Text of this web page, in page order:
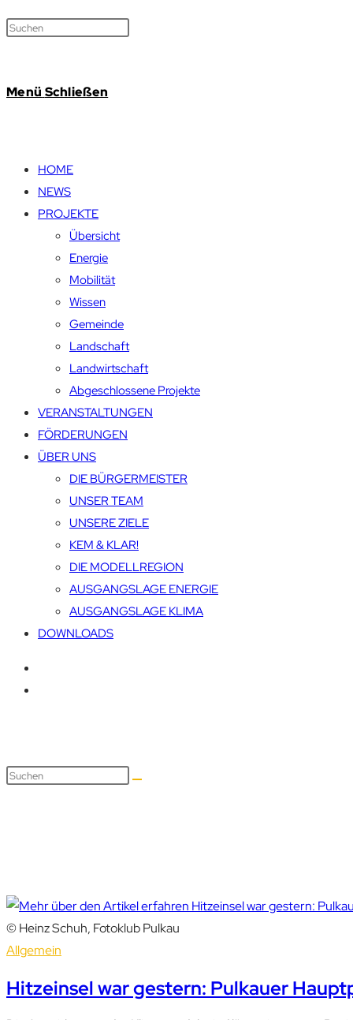
Menü Schließen
HOME
NEWS
PROJEKTE
Übersicht
Energie
Mobilität
Wissen
Gemeinde
Landschaft
Landwirtschaft
Abgeschlossene Projekte
VERANSTALTUNGEN
FÖRDERUNGEN
ÜBER UNS
DIE BÜRGERMEISTER
UNSER TEAM
UNSERE ZIELE
KEM & KLAR!
DIE MODELLREGION
AUSGANGSLAGE ENERGIE
AUSGANGSLAGE KLIMA
DOWNLOADS
© Heinz Schuh, Fotoklub Pulkau
Allgemein
Hitzeinsel war gestern: Pulkauer